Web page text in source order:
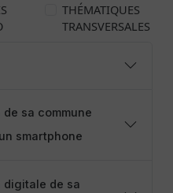
THÉMATIQUES
TRANSVERSALES
sa commune
smartphone
digitale de sa